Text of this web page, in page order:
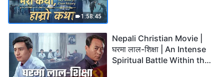
1:58:45
Nepali Christian Movie |
घरमा लाल-शिक्षा | An Intense
Spiritual Battle Within the